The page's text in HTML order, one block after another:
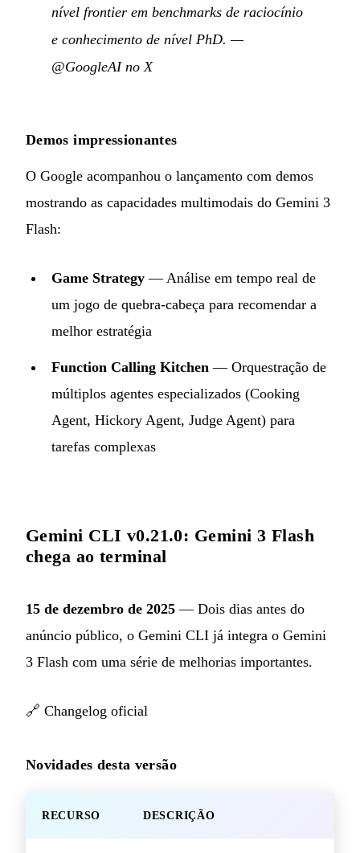
nível frontier em benchmarks de raciocínio
e conhecimento de nível PhD. —
@GoogleAI no X
Demos impressionantes
O Google acompanhou o lançamento com demos
mostrando as capacidades multimodais do Gemini 3
Flash:
Game Strategy — Análise em tempo real de
um jogo de quebra-cabeça para recomendar a
melhor estratégia
Function Calling Kitchen — Orquestração de
múltiplos agentes especializados (Cooking
Agent, Hickory Agent, Judge Agent) para
tarefas complexas
Gemini CLI v0.21.0: Gemini 3 Flash
chega ao terminal
15 de dezembro de 2025 — Dois dias antes do
anúncio público, o Gemini CLI já integra o Gemini
3 Flash com uma série de melhorias importantes.
🔗 Changelog oficial
Novidades desta versão
RECURSO DESCRIÇÃO